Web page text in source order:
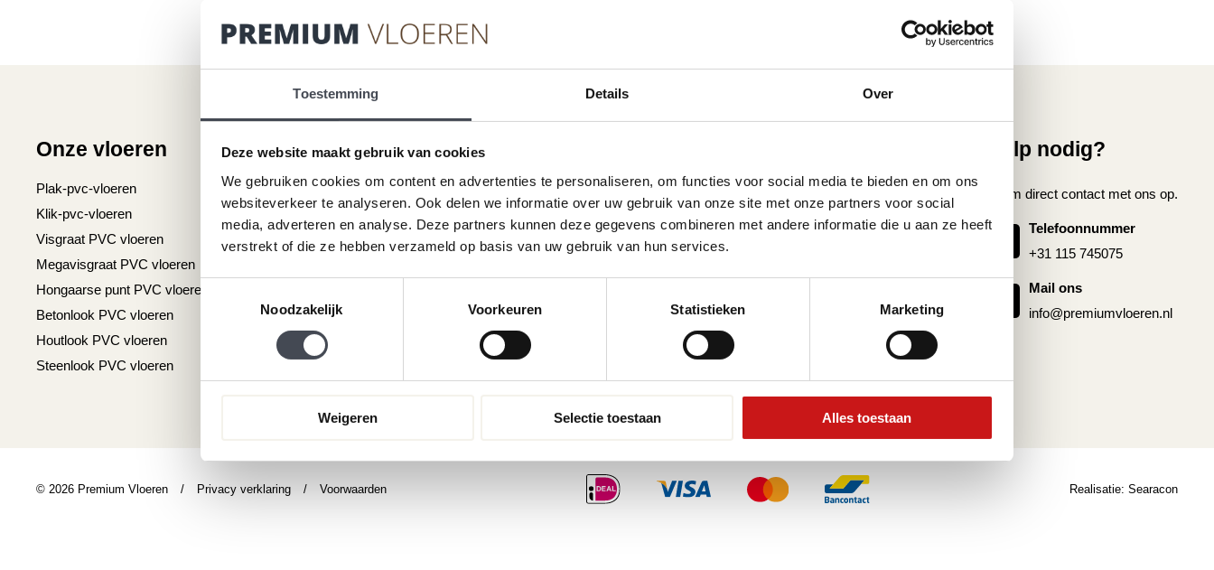
Toestemming Details Over
Deze website maakt gebruik van cookies
We gebruiken cookies om content en advertenties te personaliseren, om functies voor social media te bieden en om ons
websiteverkeer te analyseren. Ook delen we informatie over uw gebruik van onze site met onze partners voor social
media, adverteren en analyse. Deze partners kunnen deze gegevens combineren met andere informatie die u aan ze heeft
verstrekt of die ze hebben verzameld op basis van uw gebruik van hun services.
Toestemmingsselectie
Noodzakelijk
Voorkeuren Statistieken Marketing
Weigeren Selectie toestaan Alles toestaan
optie
kan
gekozen
worden
productpagina
gekozen
worden
Onze vloeren
Plak-pvc-vloeren
Klik-pvc-vloeren
Visgraat PVC vloeren
Megavisgraat PVC vloeren
Hongaarse punt PVC vloeren
Betonlook PVC vloeren
Houtlook PVC vloeren
Steenlook PVC vloeren
Klantenservice
Over premium vloeren
Gratis kleurstalen
Reviews
Pvc-vloeren van Forbo
Pvc-vloeren van Moduleo
Pvc-vloeren van Tarkett
Schoonmaken
Pvc-vloer laten leggen
Hulp nodig?
Neem direct contact met ons op.
Telefoonnummer
+31 115 745075
Mail ons
info@premiumvloeren.nl
© 2026 Premium Vloeren / Privacy verklaring / Voorwaarden Realisatie: Searacon